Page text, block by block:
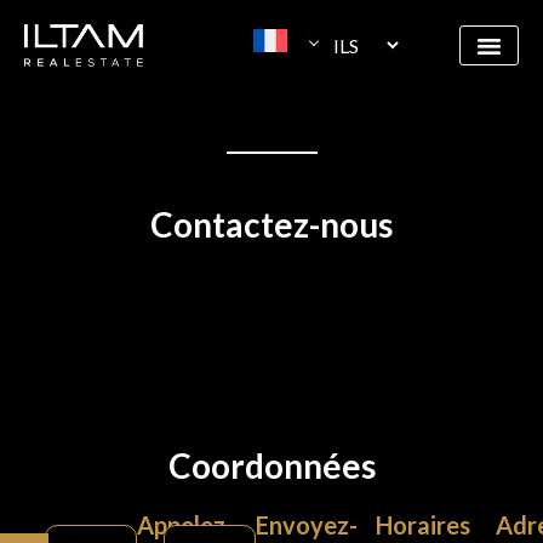
Contactez-nous
Coordonnées
Appelez-
Envoyez-
Horaires